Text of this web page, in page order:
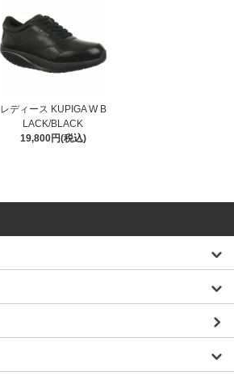
レディース KUPIGA W B
LACK/BLACK
19,800円(税込)